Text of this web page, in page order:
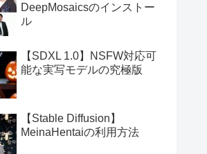
DeepMosaicsのインストー
ル
【SDXL 1.0】NSFW対応可
能な実写モデルの究極版
【Stable Diffusion】
MeinaHentaiの利用方法